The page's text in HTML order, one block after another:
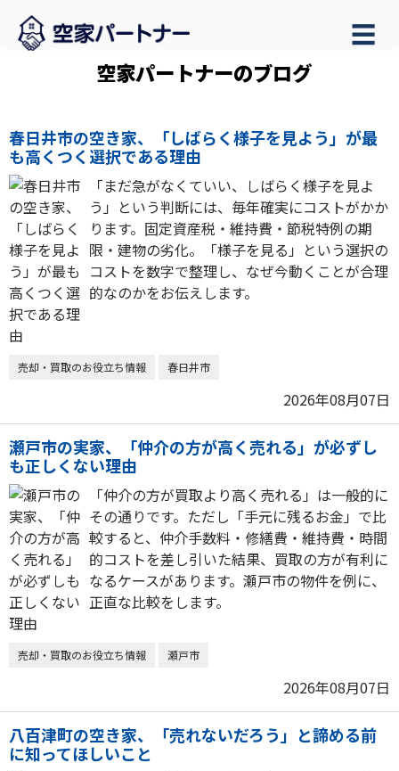
☰
空家パートナーのブログ
春日井市の空き家、「しばらく様子を見よう」が最
も高くつく選択である理由
「まだ急がなくていい、しばらく様子を見よ
う」という判断には、毎年確実にコストがかか
ります。固定資産税・維持費・節税特例の期
限・建物の劣化。「様子を見る」という選択の
コストを数字で整理し、なぜ今動くことが合理
的なのかをお伝えします。
売却・買取のお役立ち情報 春日井市
2026年08月07日
瀬戸市の実家、「仲介の方が高く売れる」が必ずし
も正しくない理由
「仲介の方が買取より高く売れる」は一般的に
その通りです。ただし「手元に残るお金」で比
較すると、仲介手数料・修繕費・維持費・時間
的コストを差し引いた結果、買取の方が有利に
なるケースがあります。瀬戸市の物件を例に、
正直な比較をします。
売却・買取のお役立ち情報 瀬戸市
2026年08月07日
八百津町の空き家、「売れないだろう」と諦める前
に知ってほしいこと